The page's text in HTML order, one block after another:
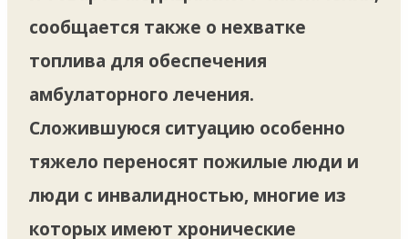
сообщается также о нехватке
топлива для обеспечения
амбулаторного лечения.
Сложившуюся ситуацию особенно
тяжело переносят пожилые люди и
люди с инвалидностью, многие из
которых имеют хронические